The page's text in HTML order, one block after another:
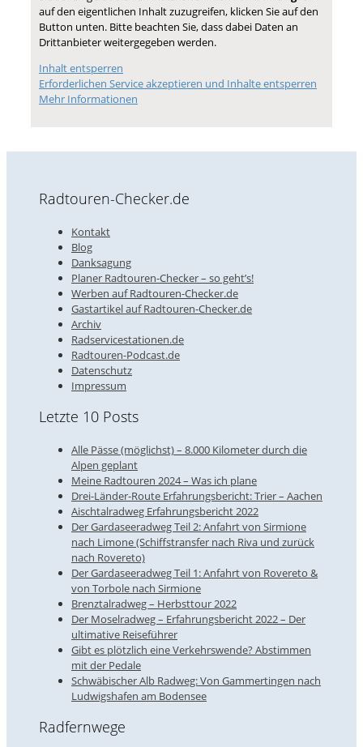
auf den eigentlichen Inhalt zuzugreifen, klicken Sie auf den
Button unten. Bitte beachten Sie, dass dabei Daten an
Drittanbieter weitergegeben werden.
Inhalt entsperren
Erforderlichen Service akzeptieren und Inhalte entsperren
Mehr Informationen
Radtouren-Checker.de
Kontakt
Blog
Danksagung
Planer Radtouren-Checker – so geht’s!
Werben auf Radtouren-Checker.de
Gastartikel auf Radtouren-Checker.de
Archiv
Radservicestationen.de
Radtouren-Podcast.de
Datenschutz
Impressum
Letzte 10 Posts
Alle Pässe (möglichst) – 8.000 Kilometer durch die
Alpen geplant
Meine Radtouren 2024 – Was ich plane
Drei-Länder-Route Erfahrungsbericht: Trier – Aachen
Aischtalradweg Erfahrungsbericht 2022
Der Gardaseeradweg Teil 2: Anfahrt von Sirmione
nach Limone (Schiffstransfer nach Riva und zurück
nach Rovereto)
Der Gardaseeradweg Teil 1: Anfahrt von Rovereto &
von Torbole nach Sirmione
Brenztalradweg – Herbsttour 2022
Der Moselradweg – Erfahrungsbericht 2022 – Der
ultimative Reiseführer
Gibt es plötzlich eine Verkehrswende? Abstimmen
mit der Pedale
Schwäbischer Alb Radweg: Von Gammertingen nach
Ludwigshafen am Bodensee
Radfernwege